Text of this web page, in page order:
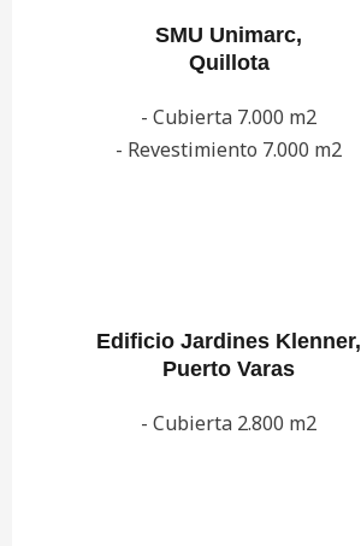
SMU Unimarc,
Quillota
- Cubierta 7.000 m2
- Revestimiento 7.000 m2
Edificio Jardines Klenner,
Puerto Varas
- Cubierta 2.800 m2